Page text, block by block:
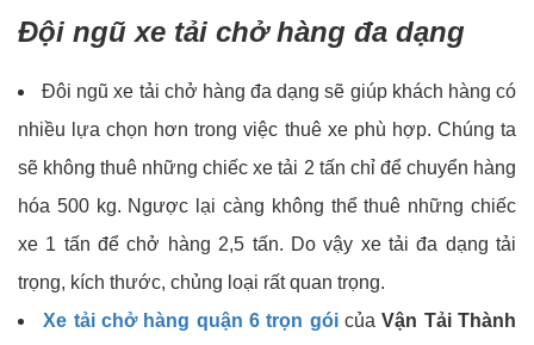
Đội ngũ xe tải chở hàng đa dạng
Đôi ngũ xe tải chở hàng đa dạng sẽ giúp khách hàng có
nhiều lựa chọn hơn trong việc thuê xe phù hợp. Chúng ta
sẽ không thuê những chiếc xe tải 2 tấn chỉ để chuyển hàng
hóa 500 kg. Ngược lại càng không thể thuê những chiếc
xe 1 tấn để chở hàng 2,5 tấn. Do vậy xe tải đa dạng tải
trọng, kích thước, chủng loại rất quan trọng.
Xe tải chở hàng quận 6 trọn góicủaVận Tải Thành